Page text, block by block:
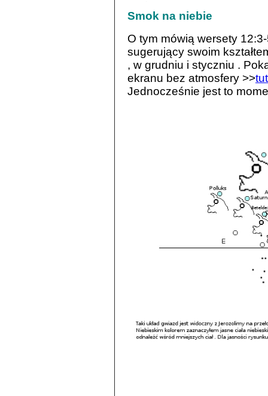
Smok na niebie
O tym mówią wersety
sugerujący swoim
, w grudniu i styczniu .
ekranu bez atmosfery >>
Jednocześnie jest to